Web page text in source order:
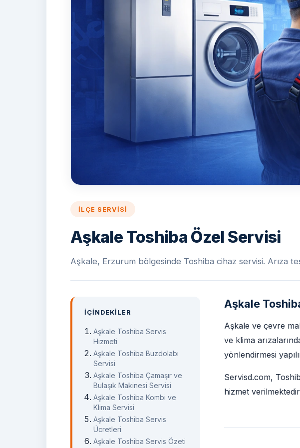
İLÇE SERVISI
Aşkale Toshiba Özel Servisi
Aşkale, Erzurum bölgesinde Toshiba cihaz servisi. Arıza
İÇINDEKILER
Aşkale Toshiba Servis
Hizmeti
Aşkale Toshiba Buzdolabı
Servisi
Aşkale Toshiba Çamaşır ve
Bulaşık Makinesi Servisi
Aşkale Toshiba Kombi ve
Klima Servisi
Aşkale Toshiba Servis
Ücretleri
Aşkale Toshiba Servis Özeti
Aşkale
Aşkale ve çevre
ve klima
yönlendirmesi
Servisd.com,
hizmet